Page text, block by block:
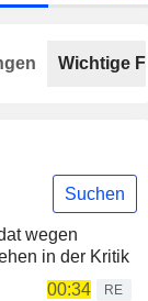
Suchen
wegen
in der Kritik
00:34
RE
Wichtige